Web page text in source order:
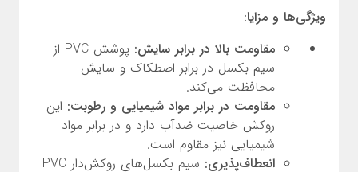
ویژگی‌ها و مزایا:
مقاومت بالا در برابر سایش:
پوشش PVC از
سیم بکسل در برابر اصطکاک و سایش
محافظت می‌کند.
مقاومت در برابر مواد شیمیایی و رطوبت: این
روکش خاصیت ضدآب دارد و در برابر مواد
شیمیایی نیز مقاوم است.
انعطاف‌پذیری:
سیم بکسل‌های روکش‌دار PVC